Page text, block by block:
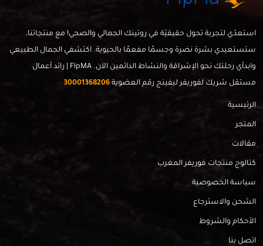
استعدّي لتجربة تحول حقيقيّة في روتينك الجمالي والصحي! مع منتجاتنا،
ستستعيدي بشرة نضرة وجسمًا مفعمًا بالحيوية. اكتشفي الجمال الطبيعي
وابدأي رحلتك نحو الإشراقة والنشاط الدائمين الآن. FlpMA | رائد أعمال
مستقل شريك لفوريفر ليفينج رقم العضوية 30001368206
الرئيسية
المتجر
مقالات
كتالوج منتجات فوريفر المغرب
سياسة الخصوصية
الشحن والاسترجاع
الأحكام والشروط
اتصل بنا